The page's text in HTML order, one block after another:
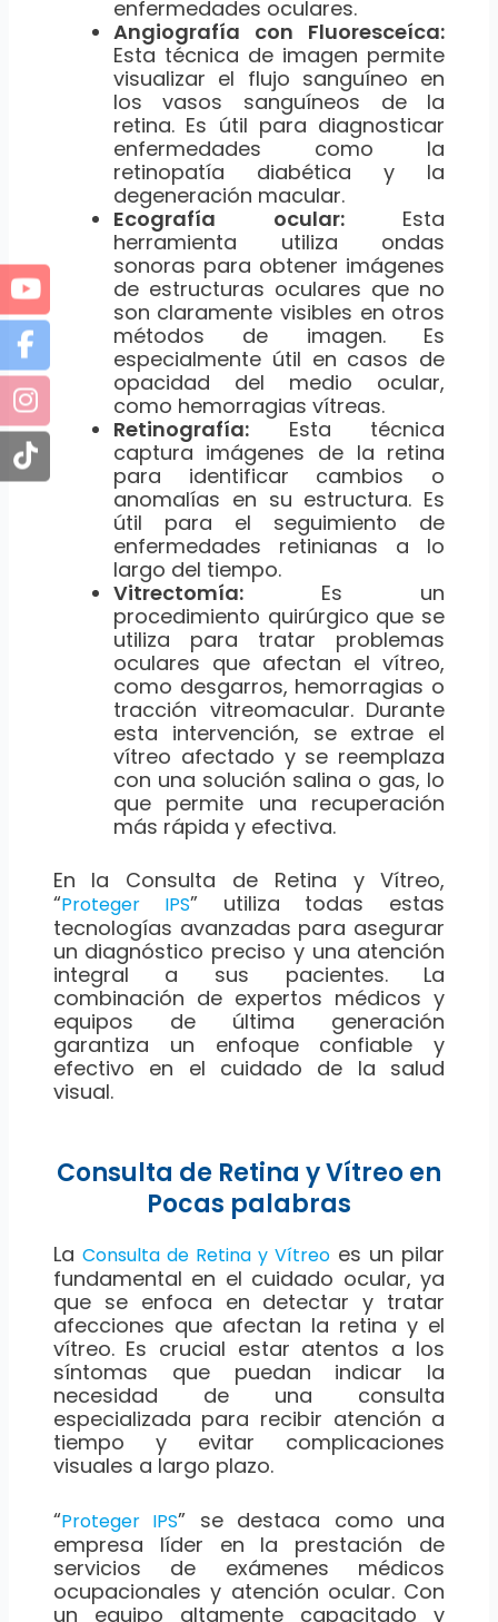
enfermedades oculares.
Angiografía con Fluoresceíca:
Esta técnica de imagen permite
visualizar el flujo sanguíneo en
los vasos sanguíneos de la
retina. Es útil para diagnosticar
enfermedades como la
retinopatía diabética y la
degeneración macular.
Ecografía ocular:Esta
herramienta utiliza ondas
sonoras para obtener imágenes
de estructuras oculares que no
son claramente visibles en otros
métodos de imagen. Es
especialmente útil en casos de
opacidad del medio ocular,
como hemorragias vítreas.
Retinografía:Esta técnica
captura imágenes de la retina
para identificar cambios o
anomalías en su estructura. Es
útil para el seguimiento de
enfermedades retinianas a lo
largo del tiempo.
Vitrectomía:Es un
procedimiento quirúrgico que se
utiliza para tratar problemas
oculares que afectan el vítreo,
como desgarros, hemorragias o
tracción vitreomacular. Durante
esta intervención, se extrae el
vítreo afectado y se reemplaza
con una solución salina o gas, lo
que permite una recuperación
más rápida y efectiva.
En la Consulta de Retina y Vítreo,
“Proteger IPS” utiliza todas estas
tecnologías avanzadas para asegurar
un diagnóstico preciso y una atención
integral a sus pacientes. La
combinación de expertos médicos y
equipos de última generación
garantiza un enfoque confiable y
efectivo en el cuidado de la salud
visual.
Consulta de Retina y Vítreo en
Pocas palabras
La Consulta de Retina y Vítreo es un pilar
fundamental en el cuidado ocular, ya
que se enfoca en detectar y tratar
afecciones que afectan la retina y el
vítreo. Es crucial estar atentos a los
síntomas que puedan indicar la
necesidad de una consulta
especializada para recibir atención a
tiempo y evitar complicaciones
visuales a largo plazo.
“Proteger IPS” se destaca como una
empresa líder en la prestación de
servicios de exámenes médicos
ocupacionales y atención ocular. Con
un equipo altamente capacitado y